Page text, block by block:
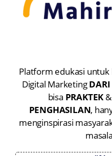
Platform edukasi
Digital Marketing
bisa PRAKTEK &
PENGHASILAN,
menginspirasi